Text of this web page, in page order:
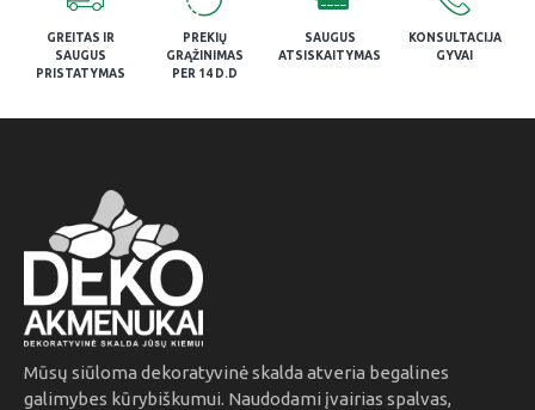
GREITAS IR
SAUGUS
PRISTATYMAS
PREKIŲ
GRĄŽINIMAS
PER 14 D.D
SAUGUS
ATSISKAITYMAS
KONSULTACIJA
GYVAI
Mūsų siūloma dekoratyvinė skalda atveria begalines
galimybes kūrybiškumui. Naudodami įvairias spalvas,